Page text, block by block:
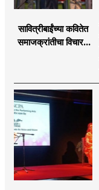
सावित्रीबाईंच्या कवितेत
समाजक्रांतीचा विचार :
सावित्रीबाई फुले यांच्या
‘काव्यफुले’
कवितासंग्रहाचे प्रकाशन